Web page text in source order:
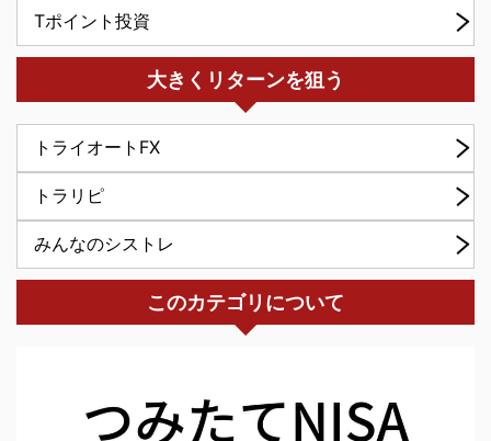
Tポイント投資
大きくリターンを狙う
トライオートFX
トラリピ
みんなのシストレ
このカテゴリについて